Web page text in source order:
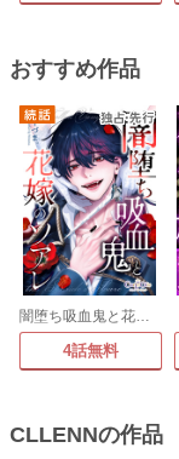
おすすめ作品
闇堕ち吸血鬼と花嫁のソアレ
4話無料
CLLENNの作品